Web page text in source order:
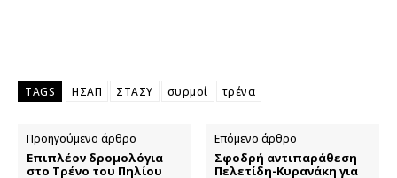
TAGS ΗΣΑΠ ΣΤΑΣΥ συρμοί τρένα
Προηγούμενο άρθρο
Επιπλέον δρομολόγια
στο Τρένο του Πηλίου
Επόμενο άρθρο
Σφοδρή αντιπαράθεση
Πελετίδη-Κυρανάκη για